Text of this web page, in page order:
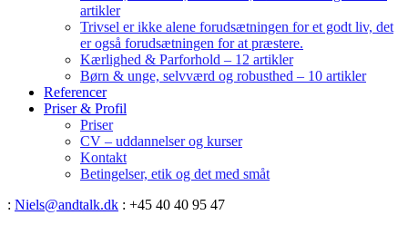
artikler
Trivsel er ikke alene forudsætningen for et godt liv, det
er også forudsætningen for at præstere.
Kærlighed & Parforhold – 12 artikler
Børn & unge, selvværd og robusthed – 10 artikler
Referencer
Priser & Profil
Priser
CV – uddannelser og kurser
Kontakt
Betingelser, etik og det med småt
: Niels@andtalk.dk : +45 40 40 95 47